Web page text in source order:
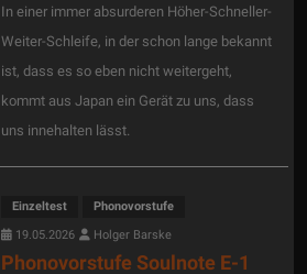
In einer immer absurderen Höher-Schneller-
Weiter-Schleife, in der schon lange bekannt
ist, dass es so eben nicht weitergeht,
kommt aus Japan ein Gerät zu uns, dass
uns innehalten lässt.
Einzeltest
Phonovorstufe
19.05.2026
Holger Barske
Phonovorstufe Soulnote E-1